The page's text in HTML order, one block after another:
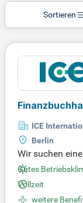
Sortieren
ICE
Berlin
Wir suchen
seren Berliner
m
spannenden
Gutes
Vollzeit
weitere